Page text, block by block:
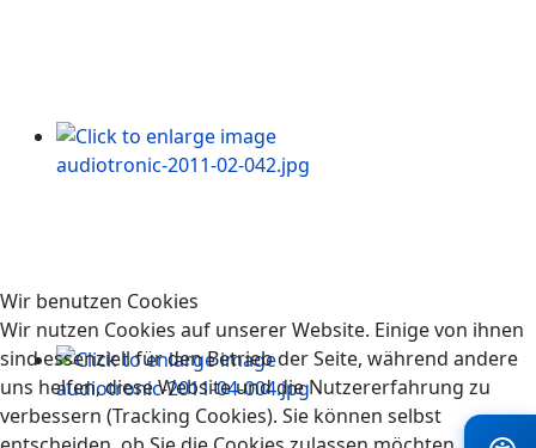
Wir benutzen Cookies
Wir nutzen Cookies auf unserer Website. Einige von ihnen
sind essenziell für den Betrieb der Seite, während andere
uns helfen, diese Website und die Nutzererfahrung zu
verbessern (Tracking Cookies). Sie können selbst